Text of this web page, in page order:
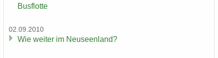
Bus­flot­te
02.09.2010
Wie wei­ter im Neu­seen­land?